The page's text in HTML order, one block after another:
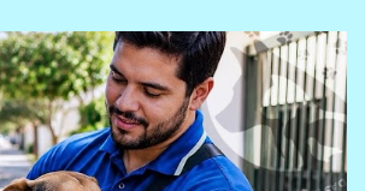
que um caminhão com marcas de
próximo ao local. Segundo o 10º Batalhão
BPM), a equipe foi acionada por volta das 6h
Material de referência geográfica Ao
constataram a morte do motociclista e